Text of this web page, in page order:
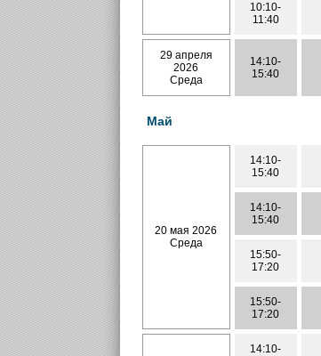
10:10-
11:40
29 апреля
2026
Среда
14:10-
15:40
Май
20 мая 2026
Среда
14:10-
15:40
14:10-
15:40
15:50-
17:20
15:50-
17:20
14:10-